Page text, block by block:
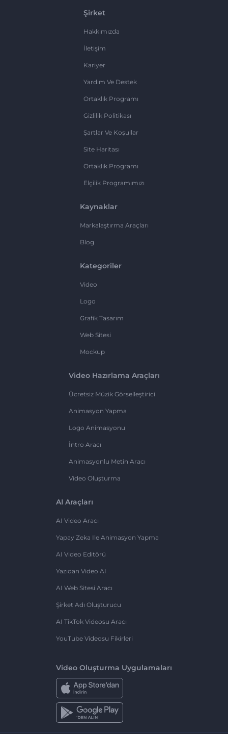
Şirket
Hakkımızda
İletişim
Kariyer
Yardım Ve Destek
Ortaklık Programı
Gizlilik Politikası
Şartlar Ve Koşullar
Site Haritası
Ortaklık Programı
Elçilik Programımızı
Kaynaklar
Markalaştırma Araçları
Blog
Kategoriler
Video
Logo
Grafik Tasarım
Web Sitesi
Mockup
Video Hazırlama Araçları
Ücretsiz Müzik Görselleştirici
Animasyon Yapma
Logo Animasyonu
İntro Aracı
Animasyonlu Metin Aracı
Video Oluşturma
AI Araçları
AI Video Aracı
Yapay Zeka Ile Animasyon Yapma
AI Video Editörü
Yazıdan Video AI
AI Web Sitesi Aracı
Şirket Adı Oluşturucu
AI TikTok Videosu Aracı
YouTube Videosu Fikirleri
Video Oluşturma Uygulamaları